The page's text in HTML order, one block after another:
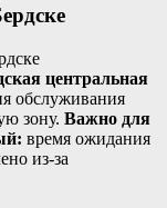
центральная
обслуживания
зону. Важно для
время ожидания
из-за